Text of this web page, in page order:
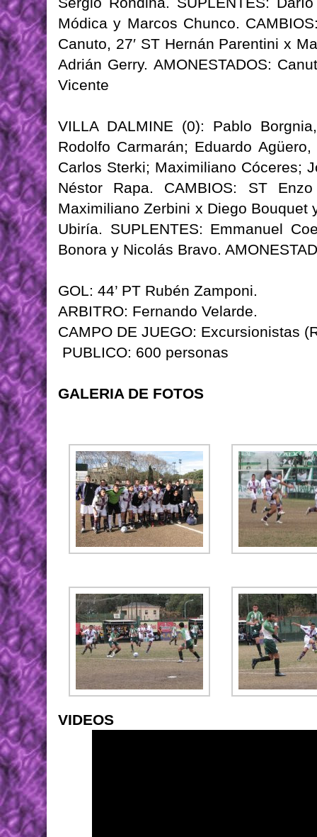
Módica y Marcos Chunco.
Canuto, 27′ ST Hernán Parentini x
Adrián Gerry. AMONESTADOS:
Vicente
VILLA DALMINE (0): Pablo
Rodolfo Carmarán; Eduardo
Carlos Sterki; Maximiliano Cóceres;
Néstor Rapa. CAMBIOS: ST
Maximiliano Zerbini x Diego Bouquet
Ubiría. SUPLENTES: Emmanuel
Bonora y Nicolás Bravo.
GOL: 44’ PT Rubén Zamponi.
ARBITRO: Fernando Velarde.
CAMPO DE JUEGO: Excursionistas
PUBLICO: 600 personas
GALERIA DE FOTOS
VIDEOS